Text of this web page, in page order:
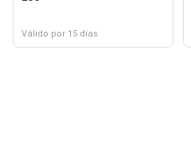
Válido por 15 días